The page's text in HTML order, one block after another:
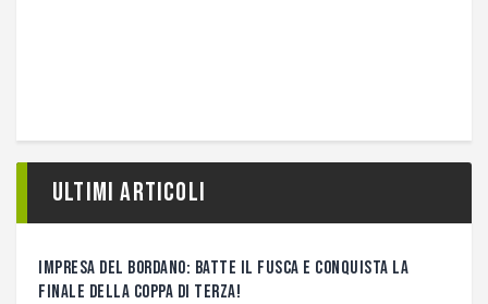
Ultimi articoli
IMPRESA DEL BORDANO: BATTE IL FUSCA E CONQUISTA LA
FINALE DELLA COPPA DI TERZA!